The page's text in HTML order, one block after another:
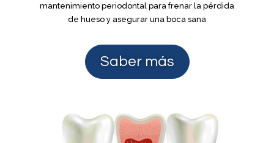
mantenimiento periodontal para frenar la pérdida
de hueso y asegurar una boca sana
Saber más